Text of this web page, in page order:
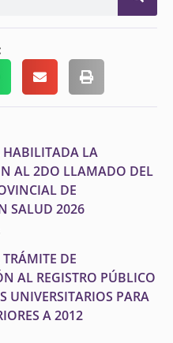
HABILITADA LA
AL 2DO LLAMADO DEL
DE
SALUD 2026
DE
AL REGISTRO PÚBLICO
UNIVERSITARIOS PARA
A 2012